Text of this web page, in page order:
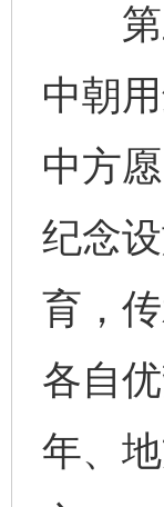
第三
中朝
中方
纪念
育，
各自
年、